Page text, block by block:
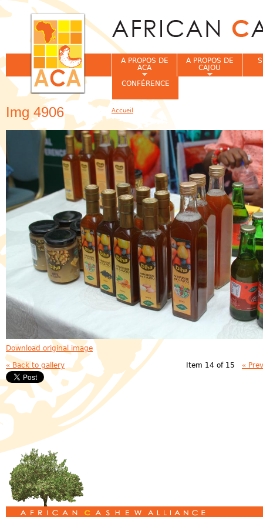
Img 4906
Download original image
« Back to gallery Item 14 of 15 «
A PROPOS DE
ACA
A PROPOS DE
CAJOU
CONFÉRENCE
Vous êtes ici
Accueil